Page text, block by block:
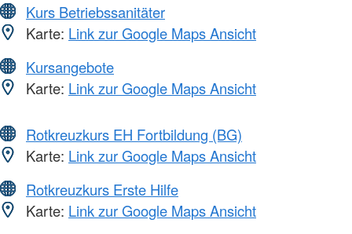
Kurs Betriebssanitäter
Karte: Link zur Google Maps Ansicht
Kursangebote
Karte: Link zur Google Maps Ansicht
Rotkreuzkurs EH Fortbildung (BG)
Karte: Link zur Google Maps Ansicht
Rotkreuzkurs Erste Hilfe
Karte: Link zur Google Maps Ansicht